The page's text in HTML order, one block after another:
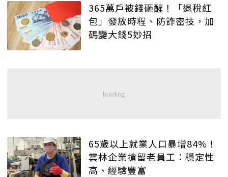
365萬戶被錢砸醒！「退稅紅
包」發放時程、防詐密技，加
碼變大錢5妙招
65歲以上就業人口暴增84%！
雲林企業搶留老員工：穩定性
高、經驗豐富